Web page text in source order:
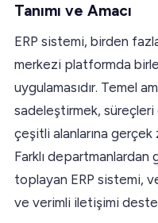
Tanımı ve Amacı
ERP sistemi, birden
merkezi platformda
uygulamasıdır. Temel
sadeleştirmek,
çeşitli alanlarına gerçek
Farklı
toplayan ERP sistemi,
ve verimli iletişimi